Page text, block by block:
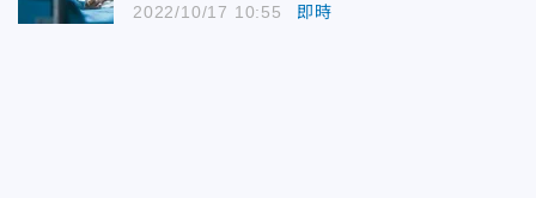
2022/10/17 10:55 即時